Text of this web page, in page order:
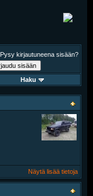
Pysy kirjautuneena sisään?
Haku
Näytä lisää tietoja